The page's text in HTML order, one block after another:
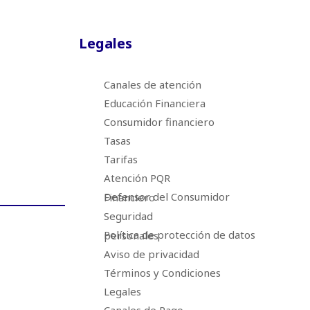
Legales
Canales de atención
Educación Financiera
Consumidor financiero
Tasas
Tarifas
Atención PQR
Defensor del Consumidor Financiero
Seguridad
Política de protección de datos personales
Aviso de privacidad
Términos y Condiciones
Legales